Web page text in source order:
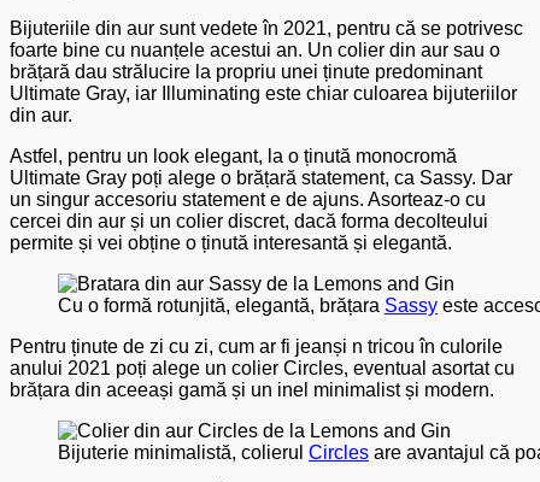
Bijuteriile din aur sunt vedete în 2021, pentru că se potrivesc
foarte bine cu nuanțele acestui an. Un colier din aur sau o
brățară dau strălucire la propriu unei ținute predominant
Ultimate Gray, iar Illuminating este chiar culoarea bijuteriilor
din aur.
Astfel, pentru un look elegant, la o ținută monocromă
Ultimate Gray poți alege o brățară statement, ca Sassy. Dar
un singur accesoriu statement e de ajuns. Asorteaz-o cu
cercei din aur și un colier discret, dacă forma decolteului
permite și vei obține o ținută interesantă și elegantă.
Cu o formă rotunjită, elegantă, brățara Sassy este
Pentru ținute de zi cu zi, cum ar fi jeanși n tricou în culorile
anului 2021 poți alege un colier Circles, eventual asortat cu
brățara din aceeași gamă și un inel minimalist și modern.
Bijuterie minimalistă, colierul Circles are avantajul că